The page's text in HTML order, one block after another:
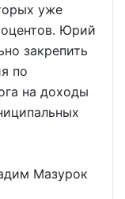
уже
Юрий
закрепить
по
на доходы
Мазурок